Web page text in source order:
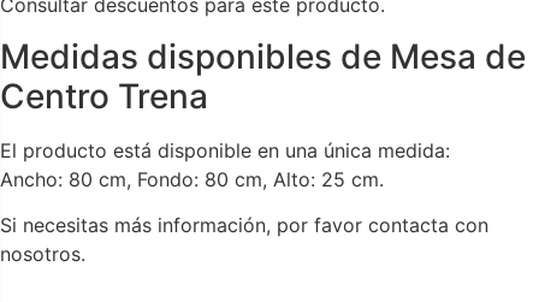
Consultar descuentos para este producto.
Medidas disponibles de Mesa de
Centro Trena
El producto está disponible en una única medida:
Ancho: 80 cm, Fondo: 80 cm, Alto: 25 cm.
Si necesitas más información, por favor contacta con
nosotros.